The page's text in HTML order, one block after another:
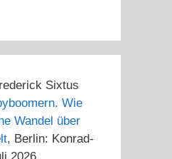
Sixtus
Wie
Wandel über
, Berlin: Konrad-